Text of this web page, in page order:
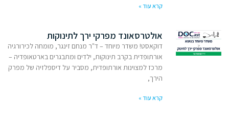
קרא עוד »
אולטרסאונד מפרקי ירך לתינוקות
דוקאסט! משדר מיוחד – ד"ר מנחם זינגר, מומחה לכירורגיה
אורתופדית בקרב תינוקות, ילדים ומתבגרים בארטאופדיה –
מרכז למצוינות אורתופדית, מסביר על דיספלזיה של מפרק
הירך,
קרא עוד »